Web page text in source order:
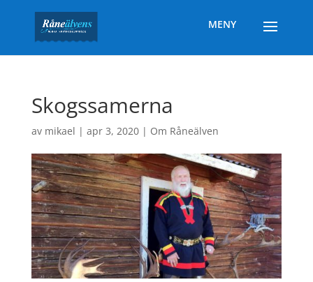
Skogssamerna
av mikael | apr 3, 2020| Om Råneälven